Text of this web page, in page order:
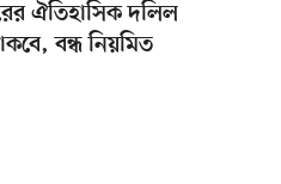
ঐতিহাসিক দলিল
বন্ধ নিয়মিত